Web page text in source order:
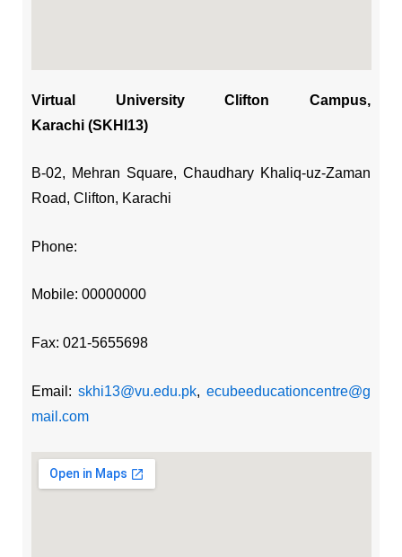
Virtual University Clifton Campus,
Karachi (SKHI13)
B-02, Mehran Square, Chaudhary Khaliq-uz-Zaman
Road, Clifton, Karachi
Phone:
Mobile: 00000000
Fax: 021-5655698
Email: skhi13@vu.edu.pk,ecubeeducationcentre@g
mail.com